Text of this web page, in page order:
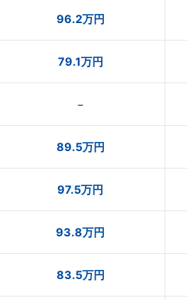
96.2万円
79.1万円
−
89.5万円
97.5万円
93.8万円
83.5万円